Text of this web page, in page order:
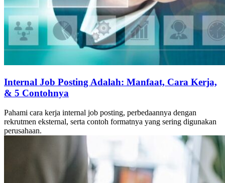
Internal Job Posting Adalah: Manfaat, Cara Kerja,
& 5 Contohnya
Pahami cara kerja internal job posting, perbedaannya dengan
rekrutmen eksternal, serta contoh formatnya yang sering digunakan
perusahaan.